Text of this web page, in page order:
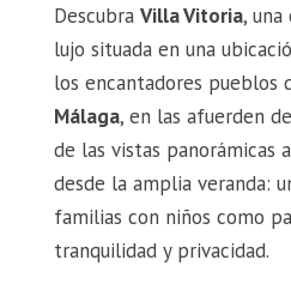
Descubra Villa Vitoria, una
lujo situada en una
los encantadores pueblos
Málaga, en las afuerden de
de las vistas panorámicas
desde la amplia veranda:
familias con niños como
tranquilidad y privacidad.